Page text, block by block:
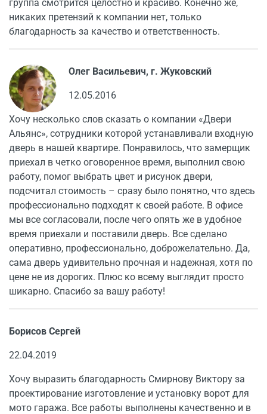
группа смотрится целостно и красиво. Конечно же,
никаких претензий к компании нет, только
благодарность за качество и ответственность.
Олег Васильевич, г. Жуковский
12.05.2016
Хочу несколько слов сказать о компании «Двери
Альянс», сотрудники которой устанавливали входную
дверь в нашей квартире. Понравилось, что замерщик
приехал в четко оговоренное время, выполнил свою
работу, помог выбрать цвет и рисунок двери,
подсчитал стоимость – сразу было понятно, что здесь
профессионально подходят к своей работе. В офисе
мы все согласовали, после чего опять же в удобное
время приехали и поставили дверь. Все сделано
оперативно, профессионально, доброжелательно. Да,
сама дверь удивительно прочная и надежная, хотя по
цене не из дорогих. Плюс ко всему выглядит просто
шикарно. Спасибо за вашу работу!
Борисов Сергей
22.04.2019
Хочу выразить благодарность Смирнову Виктору за
проектирование изготовление и установку ворот для
мото гаража. Все работы выполнены качественно и в